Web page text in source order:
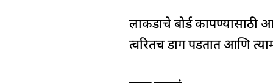
लाकडाचे बोर्ड कापण्यासाठी
त्वरितच डाग पडतात आणि